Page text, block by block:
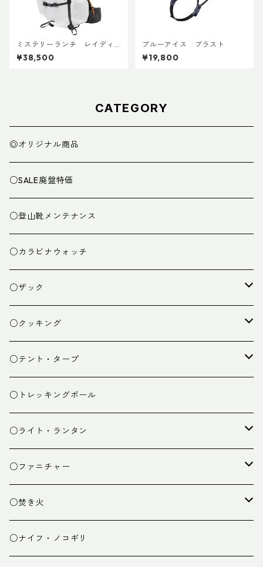
ミステリーランチ レイディ
ックス47
¥38,500
ブルーアイス ブラスト
¥19,800
CATEGORY
◎オリジナル商品
○SALE廃盤特価
○登山靴メンテナンス
○カラビナウォッチ
○ザック
ザック
スタッフバッグ
ザック小物
○クッキング
クッカー
バーナー
カトラリー
クッキング小物
○テント・タープ
テント
タープ
ペグ・ハンマー・小物
○トレッキングポール
○ライト・ランタン
ライト
ランタン
○ファニチャー
テーブル
チェア
○焚き火
焚き火台
○ナイフ・ノコギリ